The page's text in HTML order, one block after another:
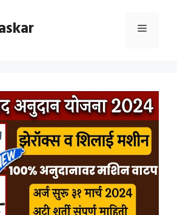
Menu